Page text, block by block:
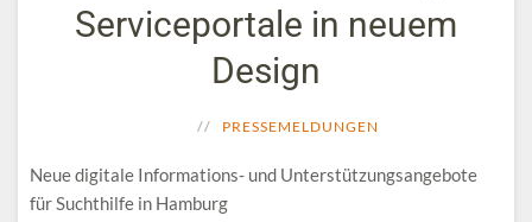
Serviceportale in neuem
Design
PRESSEMELDUNGEN
Neue digitale Informations- und Unterstützungsangebote
für Suchthilfe in Hamburg